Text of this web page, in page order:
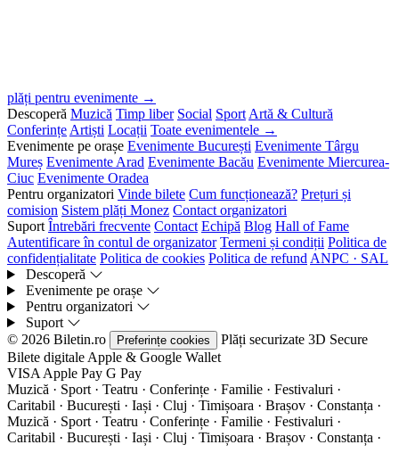
plăți pentru evenimente →
Descoperă Muzică Timp liber Social Sport Artă & Cultură
Conferințe Artiști Locații Toate evenimentele →
Evenimente pe orașe Evenimente București Evenimente Târgu
Mureș Evenimente Arad Evenimente Bacău Evenimente Miercurea-
Ciuc Evenimente Oradea
Pentru organizatori Vinde bilete Cum funcționează? Prețuri și
comision Sistem plăți Monez Contact organizatori
Suport Întrebări frecvente Contact Echipă Blog Hall of Fame
Autentificare în contul de organizator Termeni și condiții Politica de
confidențialitate Politica de cookies Politica de refund ANPC · SAL
Descoperă
Evenimente pe orașe
Pentru organizatori
Suport
© 2026 Biletin.ro
Preferințe cookies Plăți securizate 3D Secure
Bilete digitale Apple & Google Wallet
VISA Apple Pay G Pay
Muzică · Sport · Teatru · Conferințe · Familie · Festivaluri ·
Caritabil · București · Iași · Cluj · Timișoara · Brașov · Constanța ·
Muzică · Sport · Teatru · Conferințe · Familie · Festivaluri ·
Caritabil · București · Iași · Cluj · Timișoara · Brașov · Constanța ·